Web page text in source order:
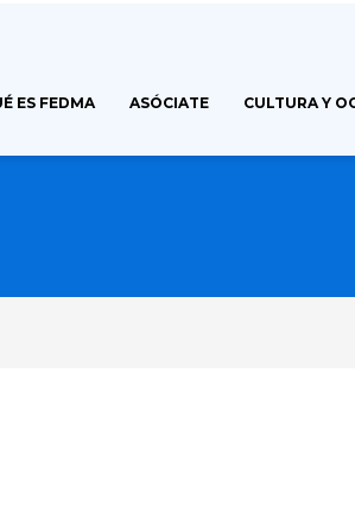
ES FEDMA ASÓCIATE CULTURA Y